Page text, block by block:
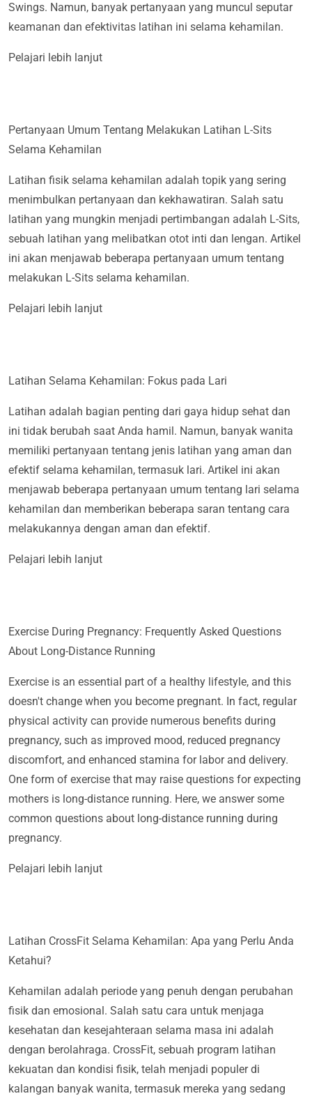
Swings. Namun, banyak pertanyaan yang muncul seputar
keamanan dan efektivitas latihan ini selama kehamilan.
Pelajari lebih lanjut
Pertanyaan Umum Tentang Melakukan Latihan L-Sits
Selama Kehamilan
Latihan fisik selama kehamilan adalah topik yang sering
menimbulkan pertanyaan dan kekhawatiran. Salah satu
latihan yang mungkin menjadi pertimbangan adalah L-Sits,
sebuah latihan yang melibatkan otot inti dan lengan. Artikel
ini akan menjawab beberapa pertanyaan umum tentang
melakukan L-Sits selama kehamilan.
Pelajari lebih lanjut
Latihan Selama Kehamilan: Fokus pada Lari
Latihan adalah bagian penting dari gaya hidup sehat dan
ini tidak berubah saat Anda hamil. Namun, banyak wanita
memiliki pertanyaan tentang jenis latihan yang aman dan
efektif selama kehamilan, termasuk lari. Artikel ini akan
menjawab beberapa pertanyaan umum tentang lari selama
kehamilan dan memberikan beberapa saran tentang cara
melakukannya dengan aman dan efektif.
Pelajari lebih lanjut
Exercise During Pregnancy: Frequently Asked Questions
About Long-Distance Running
Exercise is an essential part of a healthy lifestyle, and this
doesn't change when you become pregnant. In fact, regular
physical activity can provide numerous benefits during
pregnancy, such as improved mood, reduced pregnancy
discomfort, and enhanced stamina for labor and delivery.
One form of exercise that may raise questions for expecting
mothers is long-distance running. Here, we answer some
common questions about long-distance running during
pregnancy.
Pelajari lebih lanjut
Latihan CrossFit Selama Kehamilan: Apa yang Perlu Anda
Ketahui?
Kehamilan adalah periode yang penuh dengan perubahan
fisik dan emosional. Salah satu cara untuk menjaga
kesehatan dan kesejahteraan selama masa ini adalah
dengan berolahraga. CrossFit, sebuah program latihan
kekuatan dan kondisi fisik, telah menjadi populer di
kalangan banyak wanita, termasuk mereka yang sedang